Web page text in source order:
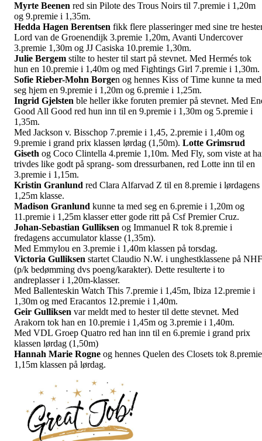
Myrte Beenen red sin Pilote des Trous Noirs til 7.premie i 1,20m
og 9.premie i 1,35m.
Hedda Hagen Berentsen fikk flere plasseringer med sine tre
Lord van de Groenendijk 3.premie 1,20m, Avanti Undercover
3.premie 1,30m og JJ Casiska 10.premie 1,30m.
Julie Bergem stilte to hester til start på stevnet. Med Hermés tok
hun en 10.premie i 1,40m og med Fightings Girl 7.premie i 1,30m.
Sofie Rieber-Mohn Borgen og hennes Kiss of Time kunne ta med
seg hjem en 9.premie i 1,20m og 6.premie i 1,25m.
Ingrid Gjelsten ble heller ikke foruten premier på stevnet. Med
Good All Good red hun inn til en 9.premie i 1,30m og 5.premie i
1,35m.
Med Jackson v. Bisschop 7.premie i 1,45, 2.premie i 1,40m og
9.premie i grand prix klassen lørdag (1,50m). Lotte Grimsrud
Giseth og Coco Clintella 4.premie 1,10m. Med Fly, som viste at
trivdes like godt på sprang- som dressurbanen, red Lotte inn til en
3.premie i 1,15m.
Kristin Granlund red Clara Alfarvad Z til en 8.premie i lørdagens
1,25m klasse.
Madison Granlund kunne ta med seg en 6.premie i 1,20m og
11.premie i 1,25m klasser etter gode ritt på Csf Premier Cruz.
Johan-Sebastian Gulliksen og Immanuel R tok 8.premie i
fredagens accumulator klasse (1,35m).
Med Emmylou en 3.premie i 1,40m klassen på torsdag.
Victoria Gulliksen startet Claudio N.W. i unghestklassene på NHF
(p/k bedømming dvs poeng/karakter). Dette resulterte i to
andreplasser i 1,20m-klasser.
Med Ballenteskin Watch This 7.premie i 1,45m, Ibiza 12.premie i
1,30m og med Eracantos 12.premie i 1,40m.
Geir Gulliksen var meldt med to hester til dette stevnet. Med
Arakorn tok han en 10.premie i 1,45m og 3.premie i 1,40m.
Med VDL Groep Quatro red han inn til en 6.premie i grand prix
klassen lørdag (1,50m)
Hannah Marie Rogne og hennes Quelen des Closets tok
1,15m klassen på lørdag.